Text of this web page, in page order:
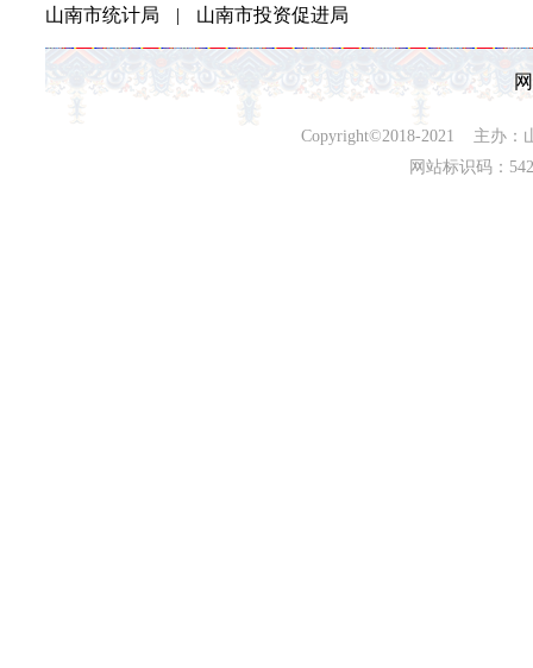
山南市统计局 | 山南市投资促进局
Copyright©2018-2021 主办：
网站标识码：